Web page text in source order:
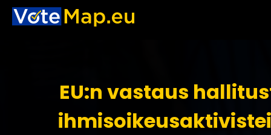
EU:n vastaus